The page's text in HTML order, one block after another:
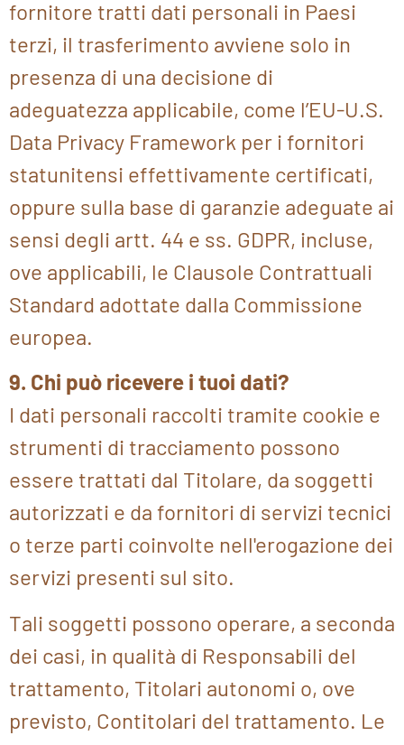
fornitore tratti dati personali in Paesi
terzi, il trasferimento avviene solo in
presenza di una decisione di
adeguatezza applicabile, come l’EU-U.S.
Data Privacy Framework per i fornitori
statunitensi effettivamente certificati,
oppure sulla base di garanzie adeguate ai
sensi degli artt. 44 e ss. GDPR, incluse,
ove applicabili, le Clausole Contrattuali
Standard adottate dalla Commissione
europea.
9. Chi può ricevere i tuoi dati?
I dati personali raccolti tramite cookie e
strumenti di tracciamento possono
essere trattati dal Titolare, da soggetti
autorizzati e da fornitori di servizi tecnici
o terze parti coinvolte nell'erogazione dei
servizi presenti sul sito.
Tali soggetti possono operare, a seconda
dei casi, in qualità di Responsabili del
trattamento, Titolari autonomi o, ove
previsto, Contitolari del trattamento. Le